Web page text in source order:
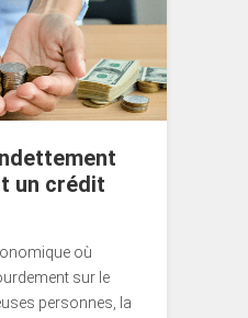
un crédit
où
sur le
personnes, la